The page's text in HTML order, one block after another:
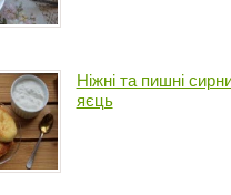
Ніжні та пишні
яєць